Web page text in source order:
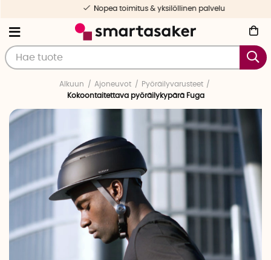
Nopea toimitus & yksilöllinen palvelu
Alkuun Ajoneuvot
Pyöräilyvarusteet
Kokoontaitettava pyöräilykypärä Fuga